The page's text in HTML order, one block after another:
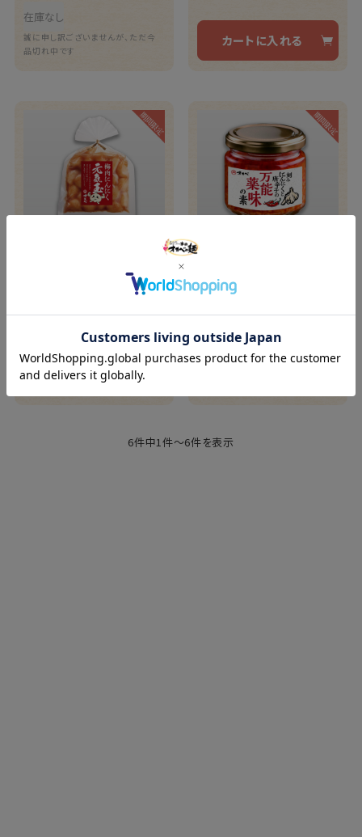
在庫なし
誠に申し訳ございませんが、ただ今
品切れ中です
カートに入れる
カートに入れる
辛子の万能薬味の素※包装
6件中1件～6件を表示